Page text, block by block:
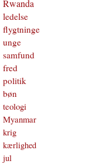
Rwanda
ledelse
flygtninge
unge
samfund
fred
politik
bøn
teologi
Myanmar
krig
kærlighed
jul